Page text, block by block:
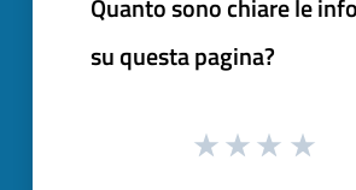
Quanto sono chiare le
su questa pagina?